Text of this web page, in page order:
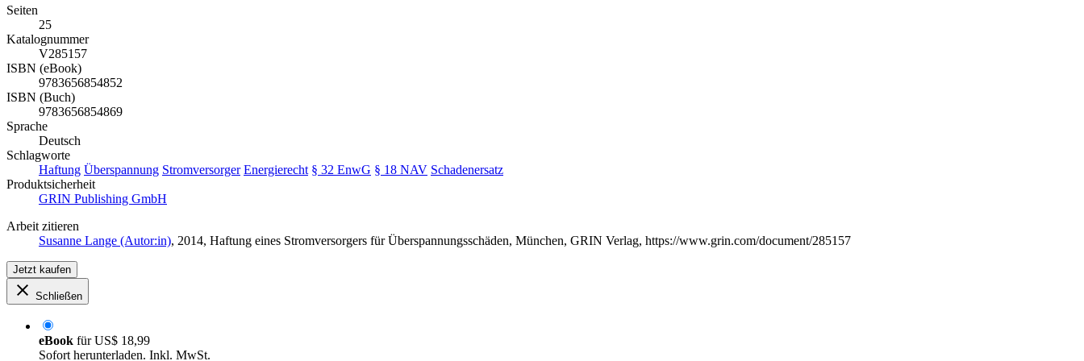
Seiten
25
Katalognummer
V285157
ISBN (eBook)
9783656854852
ISBN (Buch)
9783656854869
Sprache
Deutsch
Schlagworte
Haftung Überspannung Stromversorger Energierecht § 32 EnwG § 18 NAV Schadenersatz
Produktsicherheit
GRIN Publishing GmbH
Arbeit zitieren
Susanne Lange (Autor:in), 2014, Haftung eines Stromversorgers für Überspannungsschäden, München, GRIN Verlag, https://www.grin.com/document/285157
Jetzt kaufen
Schließen
eBook fürUS$ 18,99
Sofort herunterladen. Inkl. MwSt.